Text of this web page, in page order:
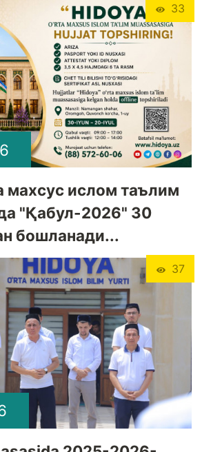
33
махсус ислом таълим
"Қабул-2026" 30
бошланади...
37